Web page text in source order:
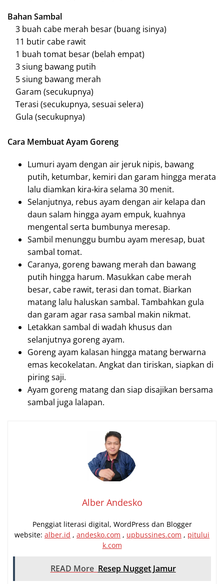
Bahan Sambal
3 buah cabe merah besar (buang isinya)
11 butir cabe rawit
1 buah tomat besar (belah empat)
3 siung bawang putih
5 siung bawang merah
Garam (secukupnya)
Terasi (secukupnya, sesuai selera)
Gula (secukupnya)
Cara Membuat Ayam Goreng
Lumuri ayam dengan air jeruk nipis, bawang
putih, ketumbar, kemiri dan garam hingga merata
lalu diamkan kira-kira selama 30 menit.
Selanjutnya, rebus ayam dengan air kelapa dan
daun salam hingga ayam empuk, kuahnya
mengental serta bumbunya meresap.
Sambil menunggu bumbu ayam meresap, buat
sambal tomat.
Caranya, goreng bawang merah dan bawang
putih hingga harum. Masukkan cabe merah
besar, cabe rawit, terasi dan tomat. Biarkan
matang lalu haluskan sambal. Tambahkan gula
dan garam agar rasa sambal makin nikmat.
Letakkan sambal di wadah khusus dan
selanjutnya goreng ayam.
Goreng ayam kalasan hingga matang berwarna
emas kecokelatan. Angkat dan tiriskan, siapkan di
piring saji.
Ayam goreng matang dan siap disajikan bersama
sambal juga lalapan.
Alber Andesko
Penggiat literasi digital, WordPress dan Blogger
website: alber.id , andesko.com , upbussines.com , pitului
k.com
READ More Resep Nugget Jamur